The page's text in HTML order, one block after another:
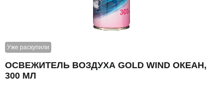
Уже раскупили
ОСВЕЖИТЕЛЬ ВОЗДУХА GOLD WIND ОКЕАН,
300 МЛ